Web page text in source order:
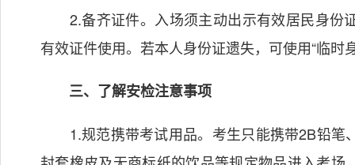
2.备齐证件。入场须主动出示有效居民身份
有效证件使用。若本人身份证遗失，可使用“临时
三、了解安检注意事项
1.规范携带考试用品。考生只能携带2B铅笔